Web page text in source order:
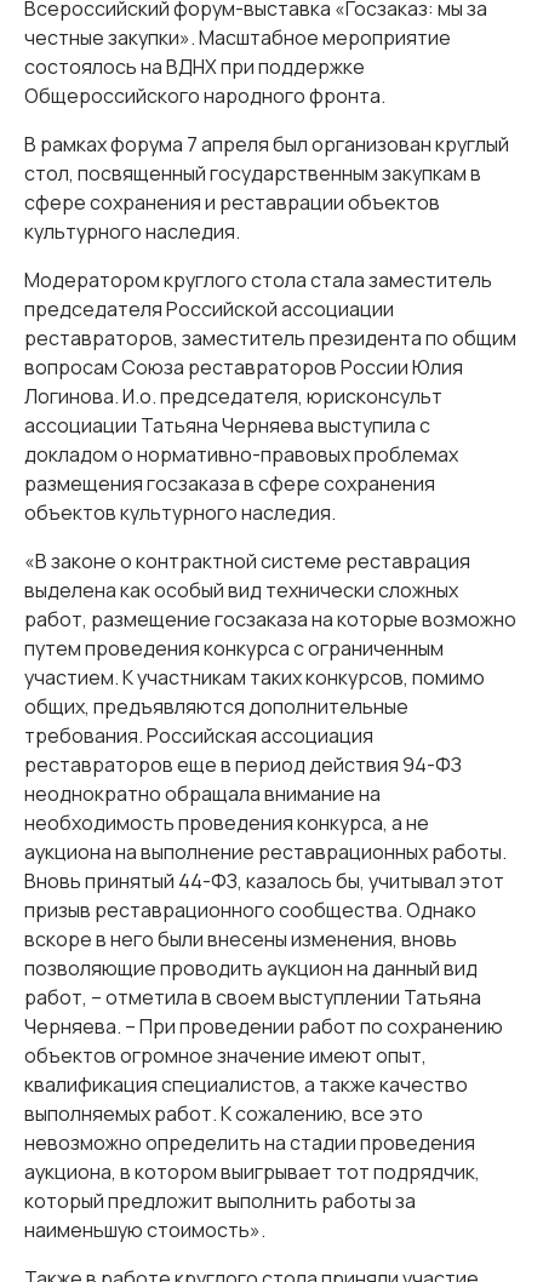
Всероссийский форум-выставка «Госзаказ: мы за
честные закупки». Масштабное мероприятие
состоялось на ВДНХ при поддержке
Общероссийского народного фронта.
В рамках форума 7 апреля был организован круглый
стол, посвященный государственным закупкам в
сфере сохранения и реставрации объектов
культурного наследия.
Модератором круглого стола стала заместитель
председателя Российской ассоциации
реставраторов, заместитель президента по общим
вопросам Союза реставраторов России Юлия
Логинова. И.о. председателя, юрисконсульт
ассоциации Татьяна Черняева выступила с
докладом о нормативно-правовых проблемах
размещения госзаказа в сфере сохранения
объектов культурного наследия.
«В законе о контрактной системе реставрация
выделена как особый вид технически сложных
работ, размещение госзаказа на которые возможно
путем проведения конкурса с ограниченным
участием. К участникам таких конкурсов, помимо
общих, предъявляются дополнительные
требования. Российская ассоциация
реставраторов еще в период действия 94-ФЗ
неоднократно обращала внимание на
необходимость проведения конкурса, а не
аукциона на выполнение реставрационных работы.
Вновь принятый 44-ФЗ, казалось бы, учитывал этот
призыв реставрационного сообщества. Однако
вскоре в него были внесены изменения, вновь
позволяющие проводить аукцион на данный вид
работ, – отметила в своем выступлении Татьяна
Черняева. – При проведении работ по сохранению
объектов огромное значение имеют опыт,
квалификация специалистов, а также качество
выполняемых работ. К сожалению, все это
невозможно определить на стадии проведения
аукциона, в котором выигрывает тот подрядчик,
который предложит выполнить работы за
наименьшую стоимость».